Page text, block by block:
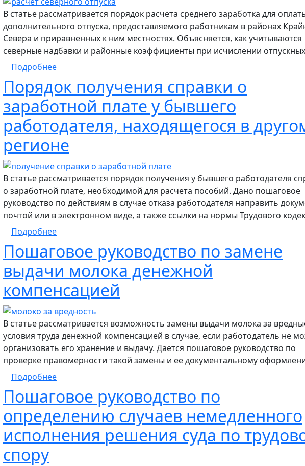
В статье рассматривается порядок расчета среднего заработка для
дополнительного отпуска, предоставляемого работникам в районах
Севера и приравненных к ним местностях. Объясняется, как учитываются
северные надбавки и районные коэффициенты при исчислении
Подробнеео Пошаговый расчет среднего заработка для оплаты
Порядок получения справки о
заработной плате у бывшего
работодателя, находящегося в
регионе
В статье рассматривается порядок получения у бывшего работодателя
о заработной плате, необходимой для расчета пособий. Дано пошаговое
руководство по действиям в случае отказа работодателя направить
почтой или в электронном виде, а также ссылки на нормы Трудового
Подробнеео Порядок получения справки о заработной плате у
Пошаговое руководство по замене
выдачи молока денежной
компенсацией
В статье рассматривается возможность замены выдачи молока за
условия труда денежной компенсацией в случае, если работодатель не
организовать его хранение и выдачу. Дается пошаговое руководство по
проверке правомерности такой замены и ее документальному
Подробнеео Пошаговое руководство по замене выдачи молока
Пошаговое руководство по
определению случаев немедленного
исполнения решения суда по
спору